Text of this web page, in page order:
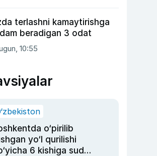
terlashni kamaytirishga
beradigan 3 odat
10:55
o‘pirilib
yo‘l qurilishi
6 kishiga sud